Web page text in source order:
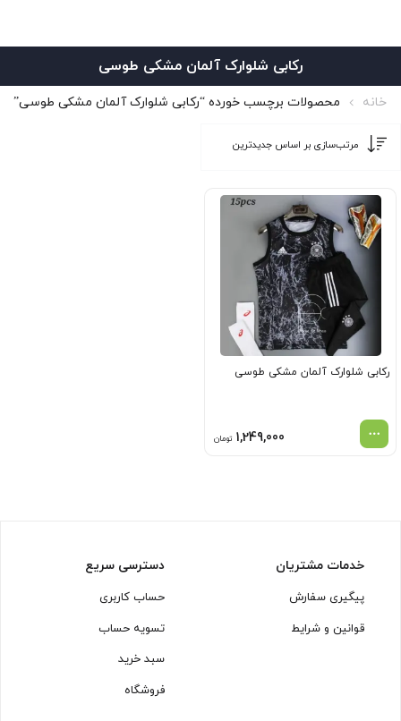
رکابی شلوارک آلمان مشکی طوسی
خانه محصولات برچسب خورده “رکابی شلوارک آلمان مشکی طوسی”
رکابی شلوارک آلمان مشکی طوسی
1,249,000 تومان
خدمات مشتریان
پیگیری سفارش
قوانین و شرایط
دسترسی سریع
حساب کاربری
تسویه حساب
سبد خرید
فروشگاه